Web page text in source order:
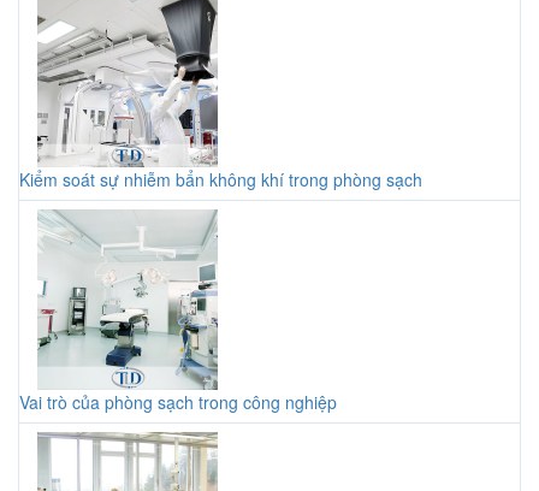
Kiểm soát sự nhiễm bẩn không khí trong phòng sạch
Vai trò của phòng sạch trong công nghiệp